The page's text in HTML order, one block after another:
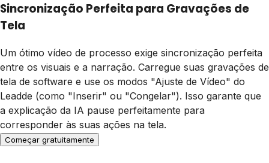
Sincronização Perfeita para Gravações de
Tela
Um ótimo vídeo de processo exige sincronização perfeita
entre os visuais e a narração. Carregue suas gravações de
tela de software e use os modos "Ajuste de Vídeo" do
Leadde (como "Inserir" ou "Congelar"). Isso garante que
a explicação da IA pause perfeitamente para
corresponder às suas ações na tela.
Começar gratuitamente